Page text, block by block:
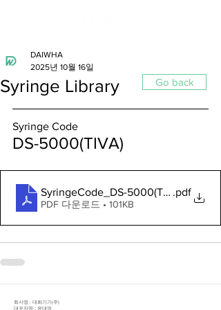
Syringe Library
DAIWHA
2025년 10월 16일
Syringe Code
DS-5000(TIVA)
SyringeCode_DS-5000(TIVA)_251015
.pdf
PDF 다운로드 • 101KB
Go back
​회사명 : 대화기기(주)
대표자명 : 윤대영